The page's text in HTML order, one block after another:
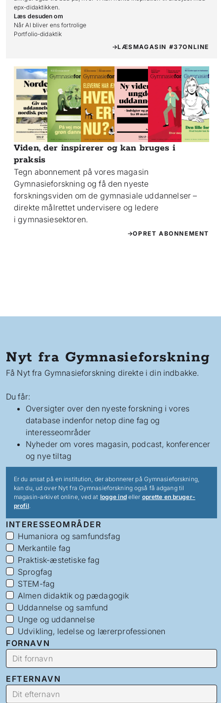
epx-didaktikken.
Læs desuden om
Når AI bliver ens fortrolige
Portfolio-didaktik
LÆSMAGASIN #37ONLINE
Viden, der inspirerer og kan bruges i
praksis
Tegn abonnement på vores magasin
Gymnasieforskning og få den nyeste
forskningsviden om de gymnasiale uddannelser –
direkte målrettet undervisere og ledere
i gymnasiesektoren.
OPRET ABONNEMENT
Nyt fra Gymnasieforskning
Få Nyt fra Gymnasieforskning direkte i din indbakke.
Du får:
Oversigter over den nyeste forskning i vores
database indenfor netop dine fag og
interesseområder
Nyheder om vores magasin, podcast, konferencer
og nye tiltag
Er du ansat på en institution, der abonnerer på Gymnasieforskning,
kan du, ud over Nyt fra Gymnasieforskning også få adgang til
magasin-arkivet online, ved at logge indeller oprette en bruger-
profil.
INTERESSEOMRÅDER
Humaniora og samfundsfag
Merkantile fag
Praktisk-æstetiske fag
Sprogfag
STEM-fag
Almen didaktik og pædagogik
Uddannelse og samfund
Unge og uddannelse
Udvikling, ledelse og lærerprofessionen
FORNAVN
EFTERNAVN